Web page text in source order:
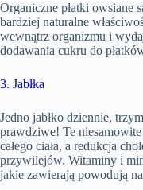
Organiczne płatki owsiane
bardziej naturalne
wewnątrz organizmu i
dodawania cukru do
3. Jabłka
Jedno jabłko dziennie,
prawdziwe! Te
całego ciała, a redukcja
przywilejów. Witaminy i
jakie zawierają powodują